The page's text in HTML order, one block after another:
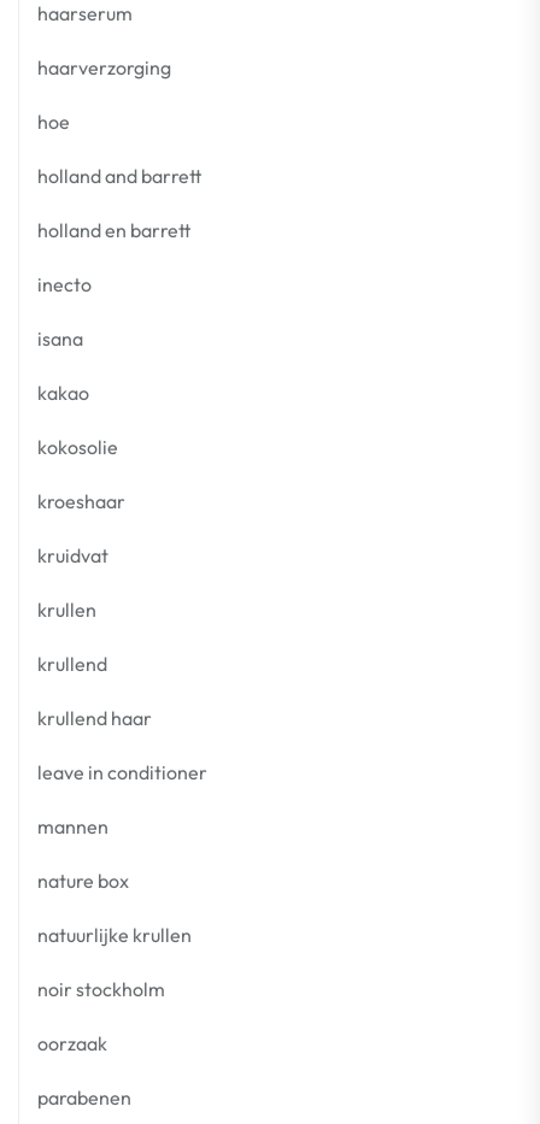
haarserum
haarverzorging
hoe
holland and barrett
holland en barrett
inecto
isana
kakao
kokosolie
kroeshaar
kruidvat
krullen
krullend
krullend haar
leave in conditioner
mannen
nature box
natuurlijke krullen
noir stockholm
oorzaak
parabenen